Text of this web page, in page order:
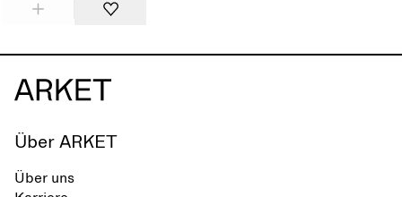
Über ARKET
Über uns